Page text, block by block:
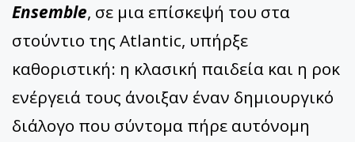
Ensemble, σε μια επίσκεψή του στα
στούντιο της Atlantic, υπήρξε
καθοριστική: η κλασική παιδεία και η ροκ
ενέργειά τους άνοιξαν έναν δημιουργικό
διάλογο που σύντομα πήρε αυτόνομη